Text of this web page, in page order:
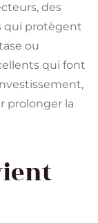
des
qui protègent
ou
qui font
prolonger la